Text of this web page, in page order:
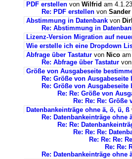
PDF erstellen von Wilfrid am
Re: PDF erstellen von Sander
Abstimmung in Datenbank von
Re: Abstimmung in
Lizenz-Version Migration auf
Wie erstelle ich eine Dropdown
Abfrage über Tastatur von Nico
Re: Abfrage über Tastatur von
Größe von Ausgabeseite
Re: Größe von Ausgabeseite
Re: Größe von Ausgabeseite
Re: Re: Größe von
Re: Re: Re:
Datenbankeinträge ohne ä, ö, ü, ß
Re: Datenbankeinträge ohne
Re: Re:
Re: Re: Re:
Re: Re: Re:
Re: Re:
Re: Datenbankeinträge ohne